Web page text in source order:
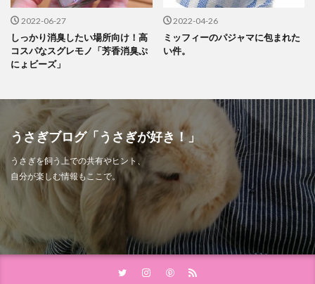
2022-06-27
しっかり消臭したい場所向け！高
コスパなスグレモノ「芳香消臭ぷ
にょビーズ」
2022-04-26
ミッフィーのパジャマに包まれた
い件。
うさぎブログ「うさぎが好き！」
うさぎを飼う上での共有やヒント、
自分が楽しむ情報もここで。